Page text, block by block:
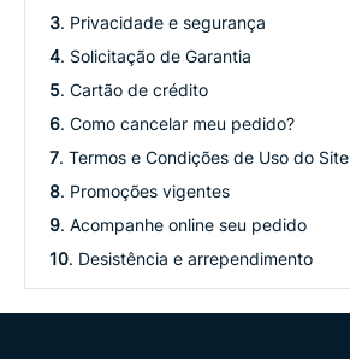
3. Privacidade e segurança
4. Solicitação de Garantia
5. Cartão de crédito
6. Como cancelar meu pedido?
7. Termos e Condições de Uso do Site
8. Promoções vigentes
9. Acompanhe online seu pedido
10. Desistência e arrependimento